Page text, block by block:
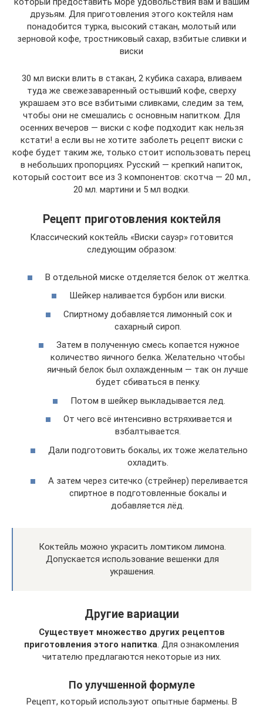
друзьям. Для приготовления этого коктейля нам
понадобится турка, высокий стакан, молотый или
зерновой кофе, тростниковый сахар, взбитые сливки и
виски
30 мл виски влить в стакан, 2 кубика сахара, вливаем
туда же свежезаваренный остывший кофе, сверху
украшаем это все взбитыми сливками, следим за тем,
чтобы они не смешались с основным напитком. Для
осенних вечеров — виски с кофе подходит как нельзя
кстати! а если вы не хотите заболеть рецепт виски с
кофе будет таким же, только стоит использовать перец
в небольших пропорциях. Русский — крепкий напиток,
который состоит все из 3 компонентов: скотча — 20 мл.,
20 мл. мартини и 5 мл водки.
Рецепт приготовления коктейля
Классический коктейль «Виски сауэр» готовится
следующим образом:
В отдельной миске отделяется белок от желтка.
Шейкер наливается бурбон или виски.
Спиртному добавляется лимонный сок и
сахарный сироп.
Затем в полученную смесь копается нужное
количество яичного белка. Желательно чтобы
яичный белок был охлажденным — так он лучше
будет сбиваться в пенку.
Потом в шейкер выкладывается лед.
От чего всё интенсивно встряхивается и
взбалтывается.
Дали подготовить бокалы, их тоже желательно
охладить.
А затем через ситечко (стрейнер) переливается
спиртное в подготовленные бокалы и
добавляется лёд.
Коктейль можно украсить ломтиком лимона.
Допускается использование вешенки для
украшения.
Другие вариации
Существует множество других рецептов
приготовления этого напитка. Для ознакомления
читателю предлагаются некоторые из них.
По улучшенной формуле
Рецепт, который используют опытные бармены. В